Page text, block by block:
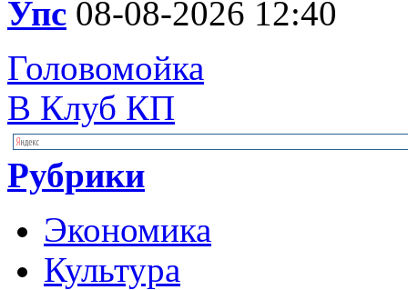
Упс 08-08-2026 12:40
Головомойка
В Клуб КП
Рубрики
Экономика
Культура